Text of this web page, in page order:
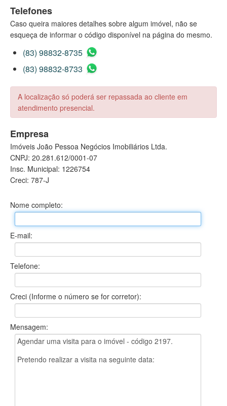
Telefones
Caso queira maiores detalhes sobre algum imóvel, não se
esqueça de informar o código disponível na página do mesmo.
(83) 98832-8735
(83) 98832-8733
A localização só poderá ser repassada ao cliente em
atendimento presencial.
Empresa
Imóveis João Pessoa Negócios Imobiliários Ltda.
CNPJ: 20.281.612/0001-07
Insc. Municipal: 1226754
Creci: 787-J
Nome completo:
E-mail:
Telefone:
Creci (Informe o número se for corretor):
Mensagem: